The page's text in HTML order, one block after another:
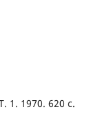
1. 1970. 620 с.